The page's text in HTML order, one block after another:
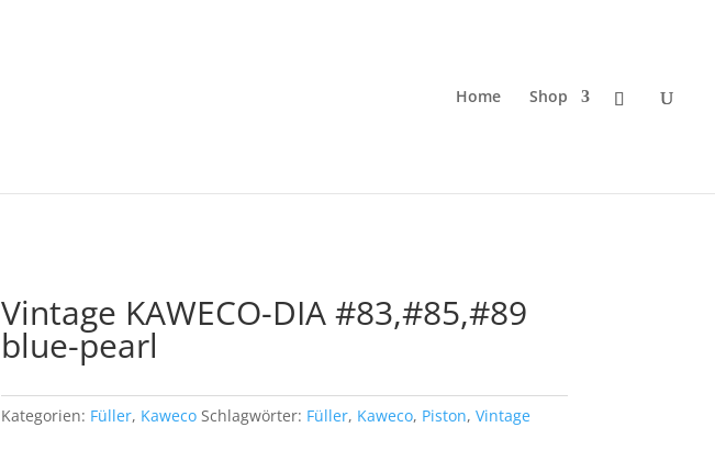
Home Shop
Vintage KAWECO-DIA #83,#85,#89
blue-pearl
Kategorien: Füller, Kaweco Schlagwörter: Füller, Kaweco, Piston, Vintage